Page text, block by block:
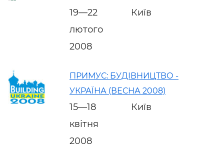
19—22
лютого
2008
Київ
ПРИМУС: БУДІВНИЦТВО -
УКРАЇНА (ВЕСНА 2008)
15—18
квітня
2008
Київ